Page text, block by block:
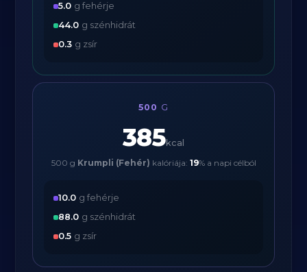
5.0 g fehérje
44.0 g szénhidrát
0.3 g zsír
500 G
385kcal
500 g Krumpli (Fehér) kalóriája: 19% a napi célból
10.0 g fehérje
88.0 g szénhidrát
0.5 g zsír